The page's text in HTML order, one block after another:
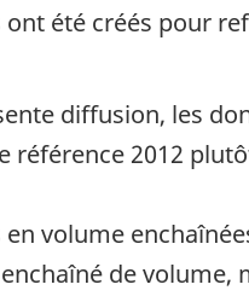
été créés pour
diffusion, les
référence 2012
volume
de volume,